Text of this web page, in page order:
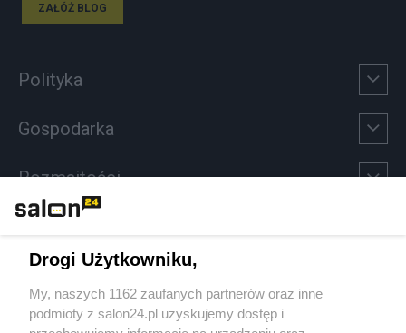
ZAŁÓŻ BLOG
Polityka
Gospodarka
Rozmaitości
Sport
Społeczeństwo
Drogi Użytkowniku,
My, naszych 1162 zaufanych partnerów oraz inne
podmioty z salon24.pl uzyskujemy dostęp i